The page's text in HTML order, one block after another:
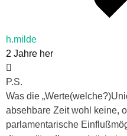
h.milde
2 Jahre her
P.S.
Was die
absehbare Zeit wohl keine,
parlamentarische